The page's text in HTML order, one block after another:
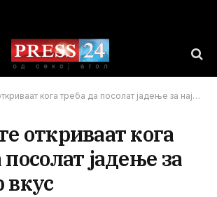
кога треба да посолат јадење за најдобар вкус
откриваат кога
јадење за
вкус